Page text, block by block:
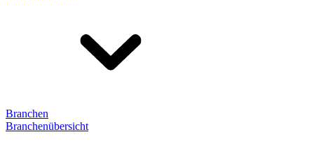
Branchen
Branchenübersicht